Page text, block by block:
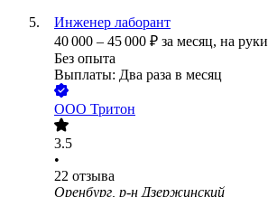
Инженер лаборант
40 000 – 45 000 ₽ за месяц, на руки
Без опыта
Выплаты: Два раза в месяц
ООО Тритон
3.5
•
22 отзыва
Оренбург, р-н Дзержинский